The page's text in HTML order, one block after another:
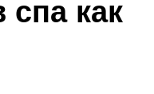
спа как